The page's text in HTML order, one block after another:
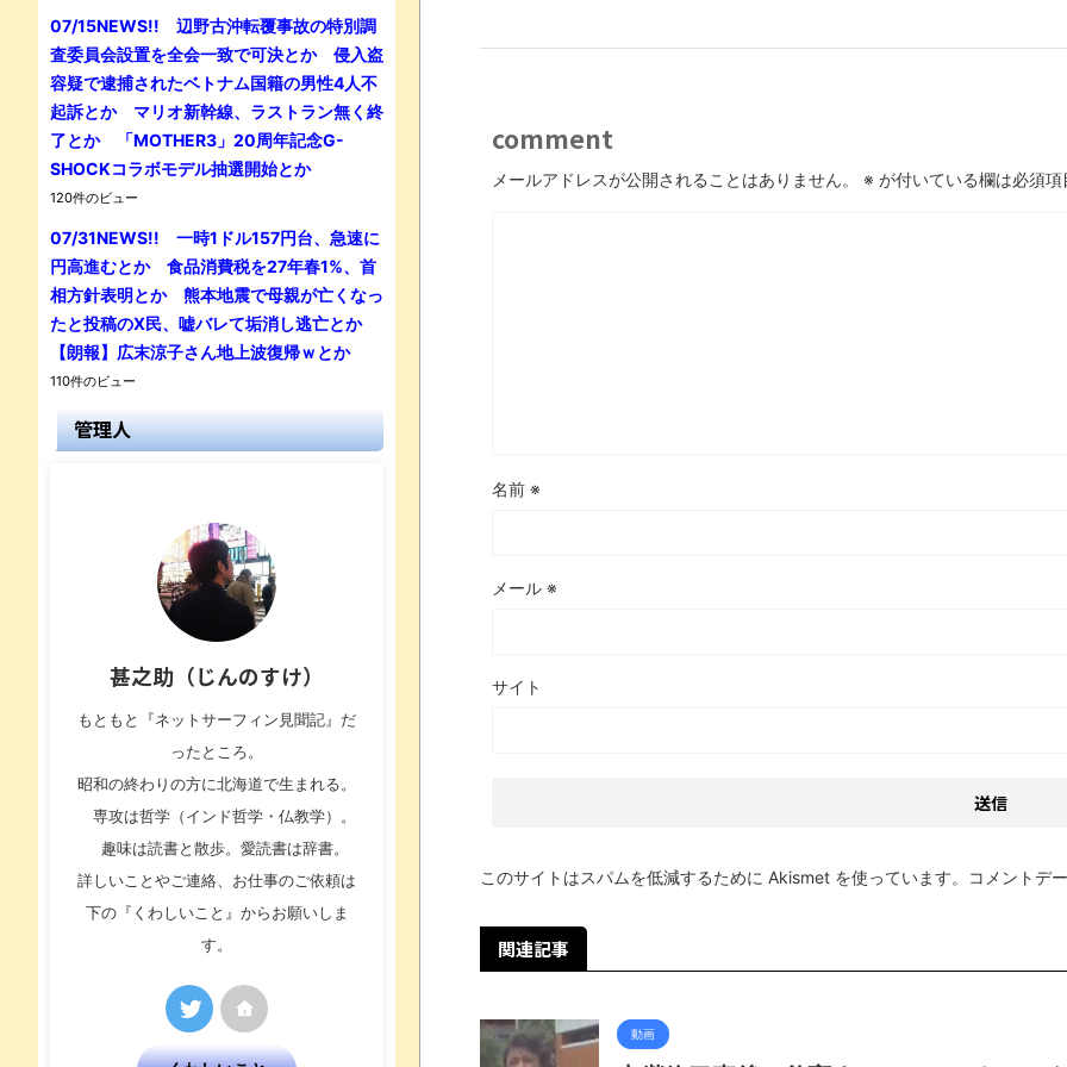
comment
メールアドレスが公開されることはありません。 ※ が付いている欄は必須項
名前 ※
メール ※
サイト
このサイトはスパムを低減するために Akismet を使っています。 コメントデ
関連記事
動画
07/15NEWS!! 辺野古沖転覆事故の特別調
査委員会設置を全会一致で可決とか 侵入盗
容疑で逮捕されたベトナム国籍の男性4人不
起訴とか マリオ新幹線、ラストラン無く終
了とか 「MOTHER3」20周年記念G-
SHOCKコラボモデル抽選開始とか
120件のビュー
07/31NEWS!! 一時1ドル157円台、急速に
円高進むとか 食品消費税を27年春1%、首
相方針表明とか 熊本地震で母親が亡くなっ
たと投稿のX民、嘘バレて垢消し逃亡とか
【朗報】広末涼子さん地上波復帰ｗとか
110件のビュー
管理人
甚之助（じんのすけ）
もともと『ネットサーフィン見聞記』だ
ったところ。
昭和の終わりの方に北海道で生まれる。
専攻は哲学（インド哲学・仏教学）。
趣味は読書と散歩。愛読書は辞書。
詳しいことやご連絡、お仕事のご依頼は
下の『くわしいこと』からお願いしま
す。